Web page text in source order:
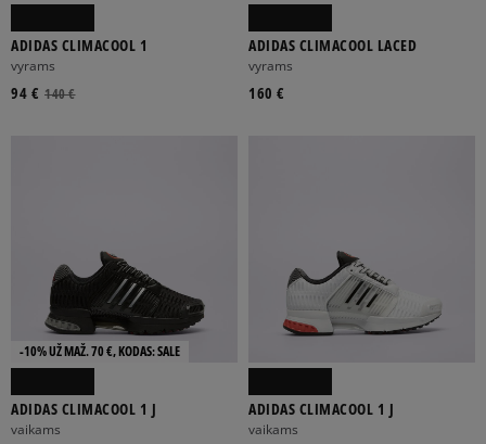
ADIDAS CLIMACOOL 1
vyrams
140 €
94 €
ADIDAS CLIMACOOL LACED
vyrams
160 €
-10% UŽ MAŽ. 70 €, KODAS: SALE
ADIDAS CLIMACOOL 1 J
vaikams
ADIDAS CLIMACOOL 1 J
vaikams